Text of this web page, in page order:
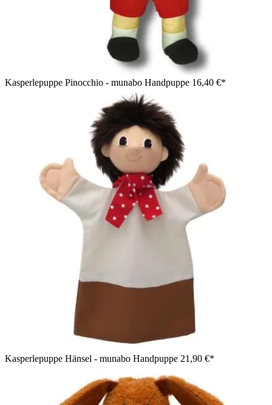
Kasperlepuppe Pinocchio - munabo Handpuppe 16,40 €*
Kasperlepuppe Hänsel - munabo Handpuppe 21,90 €*